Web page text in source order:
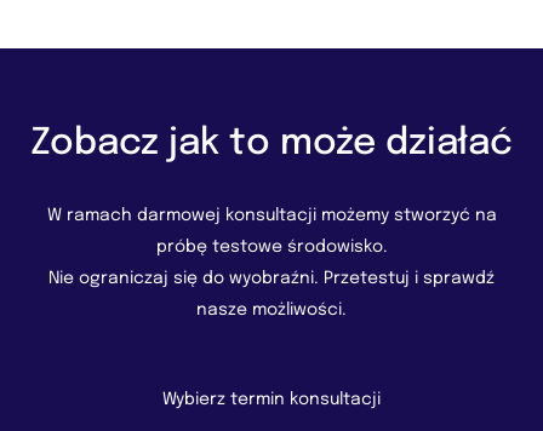
Zobacz jak to może działać
W ramach darmowej konsultacji możemy stworzyć na
próbę testowe środowisko.
Nie ograniczaj się do wyobraźni. Przetestuj i sprawdź
nasze możliwości.
Wybierz termin konsultacji